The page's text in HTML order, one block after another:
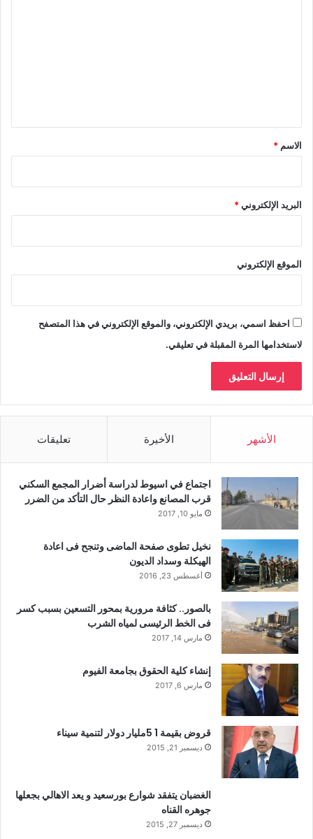
*
الاسم *
البريد الإلكتروني*
الموقع الإلكتروني
احفظ اسمي، بريدي الإلكتروني، والموقع الإلكتروني في هذا المتصفح
لاستخدامها المرة المقبلة في تعليقي.
الأشهر الأخيرة تعليقات
اجتماع في اسيوط لدراسة أضرار المجمع السكني
قرب المصانع واعادة النظر حال التأكد من الضرر
مايو 10, 2017
نخيل تطوى صفحة الماضى وتنجح فى اعادة
الهيكلة وسداد الديون
أغسطس 23, 2016
بالصور.. كثافة مرورية بمحور التسعين بسبب كسر
فى الخط الرئيسى لمياه الشرب
مارس 14, 2017
إنشاء كلية الحقوق بجامعة الفيوم
مارس 6, 2017
قروض بقيمة 1 5مليار دولار لتنمية سيناء
ديسمبر 21, 2015
الغضبان يتفقد شوارع بورسعيد و يعد الاهالي بجعلها
جوهره القناه
ديسمبر 27, 2015